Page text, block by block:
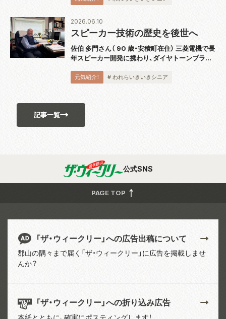
激...
スピーカー技術の歴史を後世へ
佐伯 多門さん（ 90 歳・安積町在住） 三菱電機で長
年スピーカー開発に携わり、ダイヤトーンブラン
に『スピーカー技術の 100 年』完結巻を出版し、
元気紹介！ # われらいきいきシニア
2026.06.10
記事一覧
公式SNS
PAGE TOP
「ザ・ウィークリー」への広告出稿について
郡山の隅々まで届く「ザ・ウィークリー」に広告を掲載しませ
んか？
「ザ・ウィークリー」への折り込み広告
本紙とともに、確実にポスティングします！